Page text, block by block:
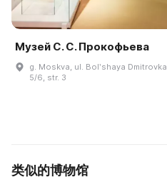
Музей С. С. Прокофьева
g. Moskva, ul. Bolʹshaya Dmitrovka,
5/6, str. 3
类似的博物馆